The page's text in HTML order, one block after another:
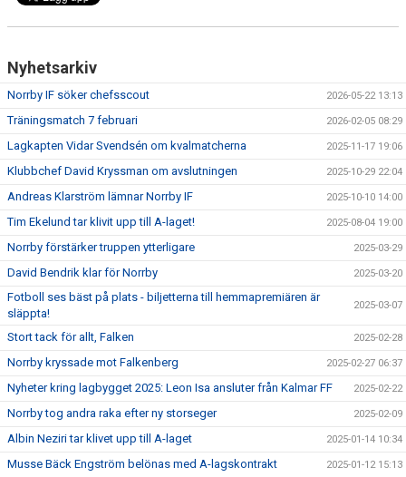
Nyhetsarkiv
Norrby IF söker chefsscout 2026-05-22 13:13
Träningsmatch 7 februari 2026-02-05 08:29
Lagkapten Vidar Svendsén om kvalmatcherna 2025-11-17 19:06
Klubbchef David Kryssman om avslutningen 2025-10-29 22:04
Andreas Klarström lämnar Norrby IF 2025-10-10 14:00
Tim Ekelund tar klivit upp till A-laget! 2025-08-04 19:00
Norrby förstärker truppen ytterligare 2025-03-29
David Bendrik klar för Norrby 2025-03-20
Fotboll ses bäst på plats - biljetterna till hemmapremiären är
släppta!
2025-03-07
Stort tack för allt, Falken 2025-02-28
Norrby kryssade mot Falkenberg 2025-02-27 06:37
Nyheter kring lagbygget 2025: Leon Isa ansluter från Kalmar FF 2025-02-22
Norrby tog andra raka efter ny storseger 2025-02-09
Albin Neziri tar klivet upp till A-laget 2025-01-14 10:34
Musse Bäck Engström belönas med A-lagskontrakt 2025-01-12 15:13